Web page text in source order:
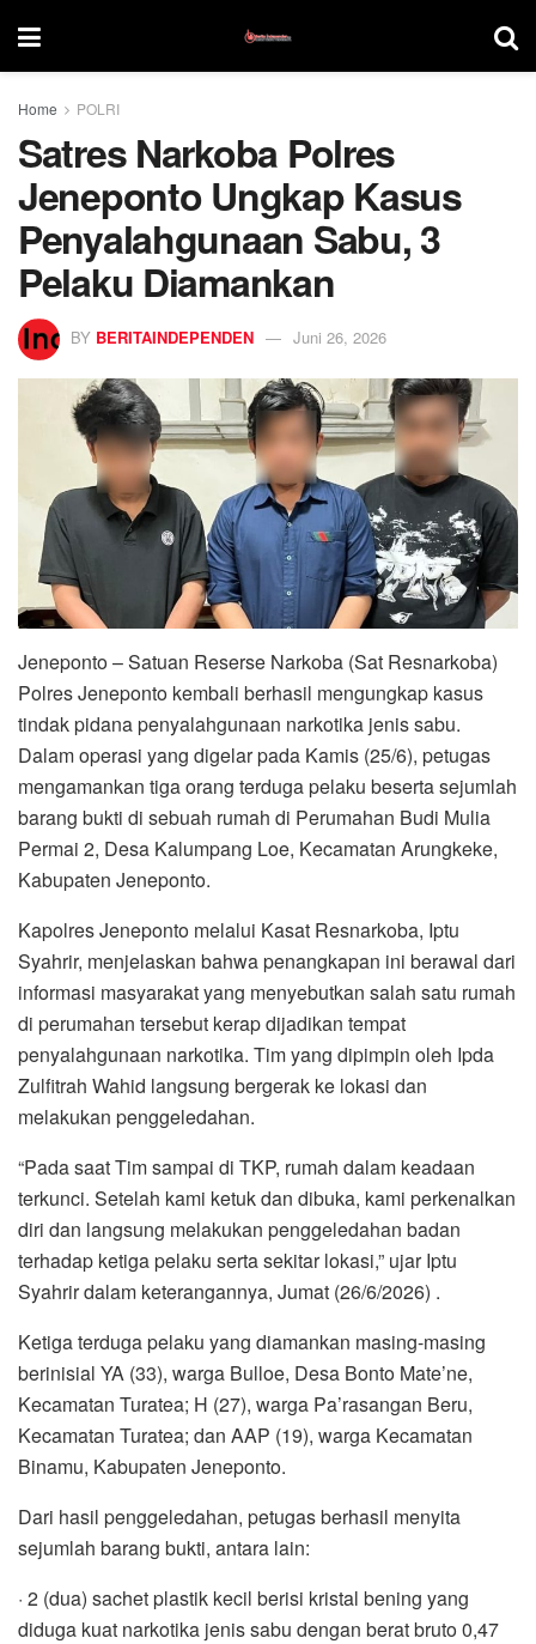
Home POLRI
Satres Narkoba Polres
Jeneponto Ungkap Kasus
Penyalahgunaan Sabu, 3
Pelaku Diamankan
BY BERITAINDEPENDEN Juni 26, 2026
Jeneponto – Satuan Reserse Narkoba (Sat Resnarkoba)
Polres Jeneponto kembali berhasil mengungkap kasus
tindak pidana penyalahgunaan narkotika jenis sabu.
Dalam operasi yang digelar pada Kamis (25/6), petugas
mengamankan tiga orang terduga pelaku beserta sejumlah
barang bukti di sebuah rumah di Perumahan Budi Mulia
Permai 2, Desa Kalumpang Loe, Kecamatan Arungkeke,
Kabupaten Jeneponto.
Kapolres Jeneponto melalui Kasat Resnarkoba, Iptu
Syahrir, menjelaskan bahwa penangkapan ini berawal dari
informasi masyarakat yang menyebutkan salah satu rumah
di perumahan tersebut kerap dijadikan tempat
penyalahgunaan narkotika. Tim yang dipimpin oleh Ipda
Zulfitrah Wahid langsung bergerak ke lokasi dan
melakukan penggeledahan.
“Pada saat Tim sampai di TKP, rumah dalam keadaan
terkunci. Setelah kami ketuk dan dibuka, kami perkenalkan
diri dan langsung melakukan penggeledahan badan
terhadap ketiga pelaku serta sekitar lokasi,” ujar Iptu
Syahrir dalam keterangannya, Jumat (26/6/2026) .
Ketiga terduga pelaku yang diamankan masing-masing
berinisial YA (33), warga Bulloe, Desa Bonto Mate’ne,
Kecamatan Turatea; H (27), warga Pa’rasangan Beru,
Kecamatan Turatea; dan AAP (19), warga Kecamatan
Binamu, Kabupaten Jeneponto.
Dari hasil penggeledahan, petugas berhasil menyita
sejumlah barang bukti, antara lain:
· 2 (dua) sachet plastik kecil berisi kristal bening yang
diduga kuat narkotika jenis sabu dengan berat bruto 0,47